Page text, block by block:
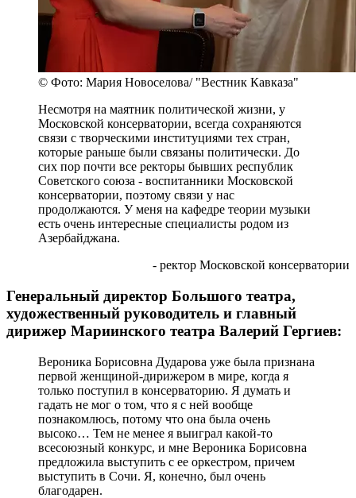
© Фото: Мария Новоселова/ "Вестник Кавказа"
Несмотря на маятник политической жизни, у
Московской консерватории, всегда сохраняются
связи с творческими институциями тех стран,
которые раньше были связаны политически. До
сих пор почти все ректоры бывших республик
Советского союза - воспитанники Московской
консерватории, поэтому связи у нас
продолжаются. У меня на кафедре теории музыки
есть очень интересные специалисты родом из
Азербайджана.
- ректор Московской консерватории
Генеральный директор Большого театра,
художественный руководитель и главный
дирижер Мариинского театра Валерий Гергиев:
Вероника Борисовна Дударова уже была признана
первой женщиной-дирижером в мире, когда я
только поступил в консерваторию. Я думать и
гадать не мог о том, что я с ней вообще
познакомлюсь, потому что она была очень
высоко… Тем не менее я выиграл какой-то
всесоюзный конкурс, и мне Вероника Борисовна
предложила выступить с ее оркестром, причем
выступить в Сочи. Я, конечно, был очень
благодарен.